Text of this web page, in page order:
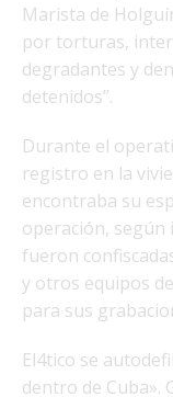
Marista de
por torturas,
degradantes y
detenidos”.
Durante el
registro en la
encontraba su
operación, según
fueron
y otros equipos
para sus
El4tico se
dentro de Cuba».